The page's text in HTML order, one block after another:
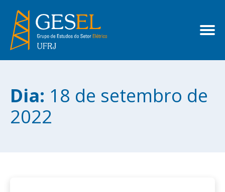
Dia: 18 de setembro de
2022